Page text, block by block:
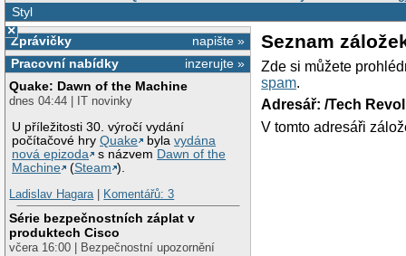
Styl
×
napište »
Zprávičky
inzerujte »
Pracovní nabídky
Quake: Dawn of the Machine
dnes 04:44 | IT novinky
U příležitosti 30. výročí vydání
počítačové hryQuake bylavydána
nová epizoda
s názvem Dawn of the
Machine
(Steam ).
Ladislav Hagara| Komentářů: 3
Série bezpečnostních záplat v
produktech Cisco
včera 16:00 | Bezpečnostní upozornění
Seznam
Zde si můžete
spam.
Adresář: /Tech
V tomto adresáři